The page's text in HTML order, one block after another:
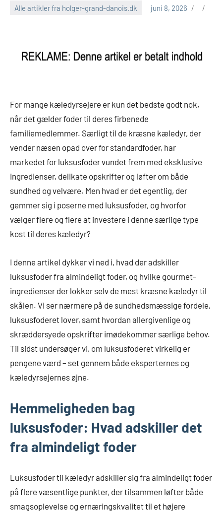
Alle artikler fra holger-grand-danois.dk juni 8, 2026
For mange kæledyrsejere er kun det bedste godt nok,
når det gælder foder til deres firbenede
familiemedlemmer. Særligt til de kræsne kæledyr, der
vender næsen opad over for standardfoder, har
markedet for luksusfoder vundet frem med eksklusive
ingredienser, delikate opskrifter og løfter om både
sundhed og velvære. Men hvad er det egentlig, der
gemmer sig i poserne med luksusfoder, og hvorfor
vælger flere og flere at investere i denne særlige type
kost til deres kæledyr?
I denne artikel dykker vi ned i, hvad der adskiller
luksusfoder fra almindeligt foder, og hvilke gourmet-
ingredienser der lokker selv de mest kræsne kæledyr til
skålen. Vi ser nærmere på de sundhedsmæssige fordele,
luksusfoderet lover, samt hvordan allergivenlige og
skræddersyede opskrifter imødekommer særlige behov.
Til sidst undersøger vi, om luksusfoderet virkelig er
pengene værd – set gennem både eksperternes og
kæledyrsejernes øjne.
Hemmeligheden bag
luksusfoder: Hvad adskiller det
fra almindeligt foder
Luksusfoder til kæledyr adskiller sig fra almindeligt foder
på flere væsentlige punkter, der tilsammen løfter både
smagsoplevelse og ernæringskvalitet til et højere